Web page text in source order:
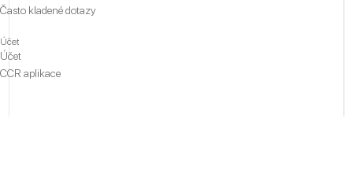
Často kladené dotazy
Účet
Účet
CCR aplikace